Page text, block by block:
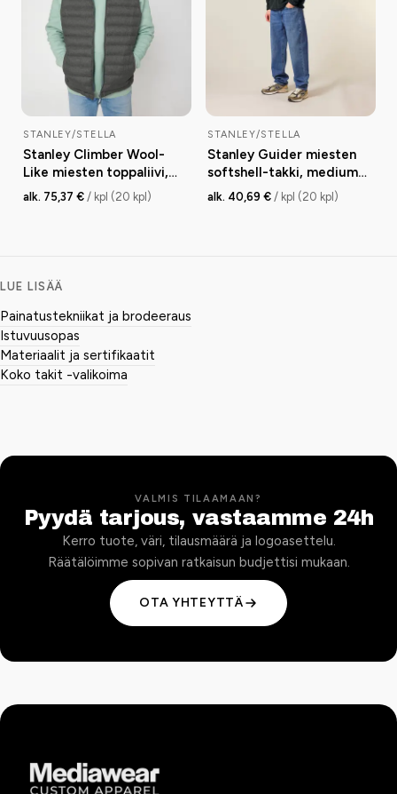
STANLEY/STELLA
Stanley Climber Wool-
Like miesten toppaliivi,
fitted, 140 g
alk. 75,37 € / kpl (20 kpl)
STANLEY/STELLA
Stanley Guider miesten
softshell-takki, medium
fit, 300 g
alk. 40,69 € / kpl (20 kpl)
LUE LISÄÄ
Painatustekniikat ja brodeeraus
Istuvuusopas
Materiaalit ja sertifikaatit
Koko takit -valikoima
VALMIS TILAAMAAN?
Pyydä tarjous, vastaamme 24h
Kerro tuote, väri, tilausmäärä ja logoasettelu.
Räätälöimme sopivan ratkaisun budjettisi mukaan.
OTA YHTEYTTÄ